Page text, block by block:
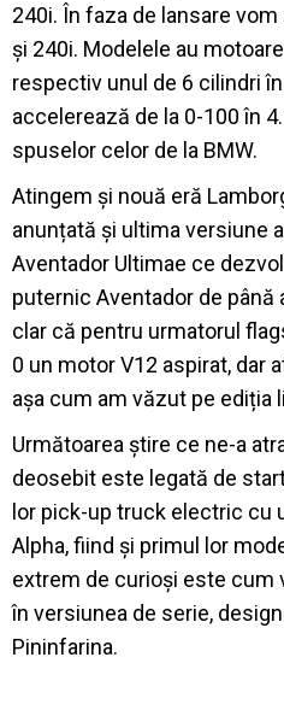
240i. În faza de lansare
și 240i. Modelele au
respectiv unul de 6 cilindri
accelerează de la 0-100 în
spuselor celor de la BMW.
Atingem și nouă eră
anunțată și ultima versiune
Aventador Ultimae ce
puternic Aventador de până
clar că pentru urmatorul
0 un motor V12 aspirat, dar
așa cum am văzut pe ediția
Următoarea știre ce ne-a
deosebit este legată de
lor pick-up truck electric cu
Alpha, fiind și primul lor
extrem de curioși este cum
în versiunea de serie,
Pininfarina.